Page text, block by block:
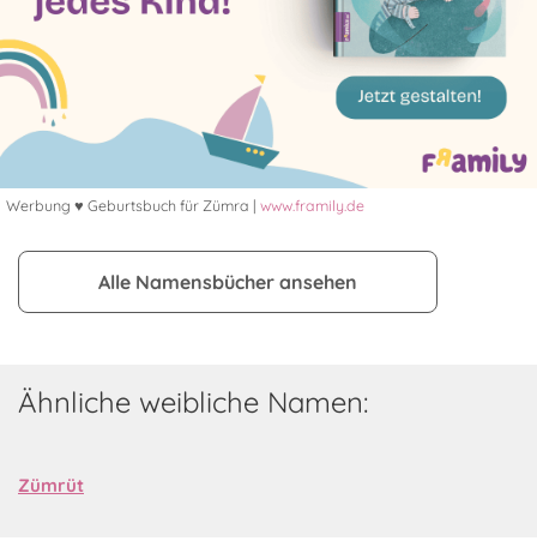
Werbung ♥ Geburtsbuch für Zümra | www.framily.de
Alle Namensbücher ansehen
Ähnliche weibliche Namen:
Zümrüt